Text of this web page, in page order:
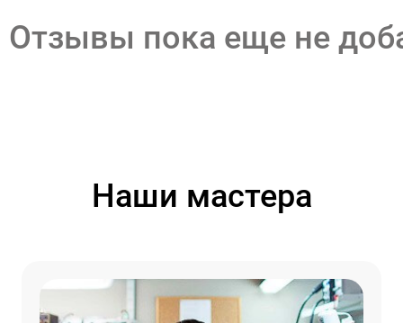
Отзывы пока еще не
Наши мастера